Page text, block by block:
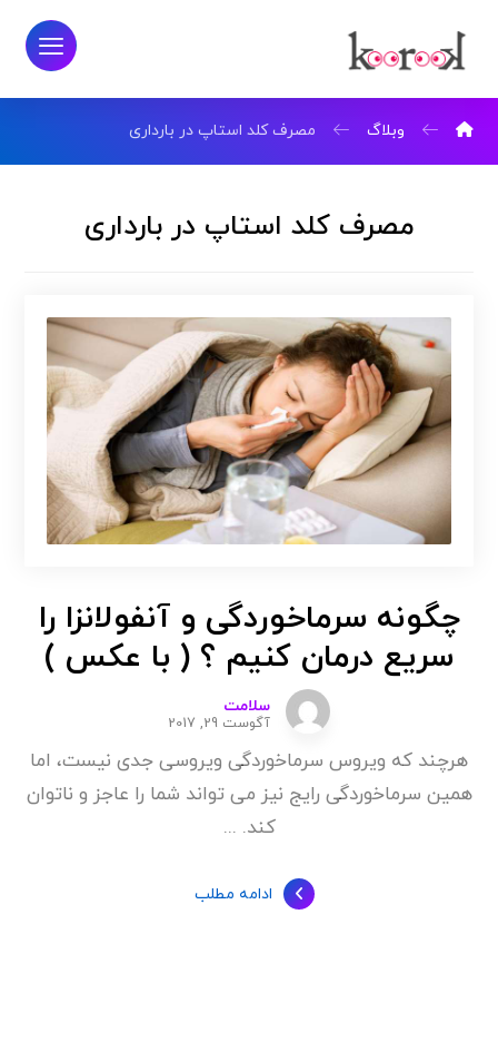
وبلاگ مصرف کلد استاپ در بارداری
مصرف کلد استاپ در بارداری
چگونه سرماخوردگی و آنفولانزا را
سریع درمان کنیم ؟ ( با عکس )
سلامت
آگوست 29, 2017
هرچند که ویروس سرماخوردگی ویروسی جدی نیست، اما
همین سرماخوردگی رایج نیز می تواند شما را عاجز و ناتوان
کند. ...
ادامه مطلب